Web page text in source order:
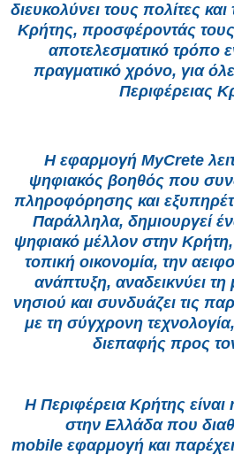
διευκολύνει τους πολίτες
Κρήτης, προσφέροντάς
αποτελεσματικό τρόπο
πραγματικό χρόνο, για
Περιφέρειας
Η εφαρμογή MyCrete
ψηφιακός βοηθός που
πληροφόρησης και
Παράλληλα, δημιουργεί
ψηφιακό μέλλον στην Κρήτη,
τοπική οικονομία, την
ανάπτυξη, αναδεικνύει τη
νησιού και συνδυάζει τις
με τη σύγχρονη
διεπαφής προς
Η Περιφέρεια Κρήτης
στην Ελλάδα που
mobile εφαρμογή και